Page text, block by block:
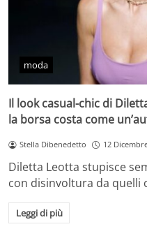
moda
Il look casual-chic di
la borsa costa come
Stella Dibenedetto 12
Diletta Leotta stupisce
con disinvoltura da quelli
Leggi di più